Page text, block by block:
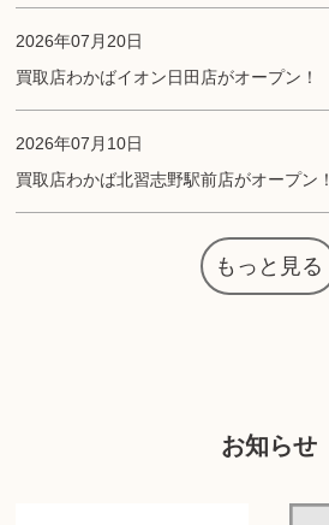
2026年07月20日
買取店わかばイオン日田店がオープン！
2026年07月10日
買取店わかば北習志野駅前店がオープン！
もっと見る
お知らせ